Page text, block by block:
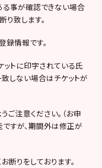
る事が確認できない場合
致します。
情報です。
トに印字されている氏
しない場合はチケットが
注意ください。（お申
すが、期間外は修正が
りをしております。